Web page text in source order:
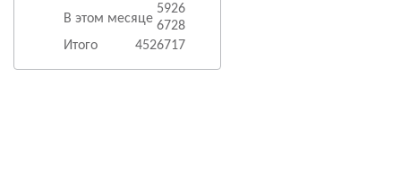
5926
В этом месяце 6728
Итого
4526717